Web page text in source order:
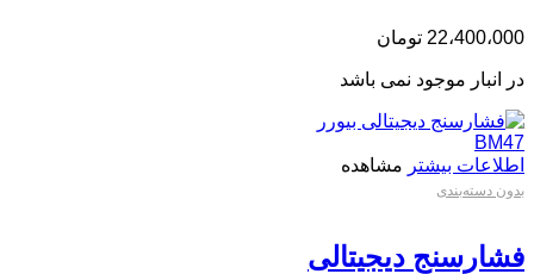
22،400،000 تومان
در انبار موجود نمی باشد
اطلاعات بیشتر مشاهده
بدون دسته‌بندی
فشارسنج دیجیتالی